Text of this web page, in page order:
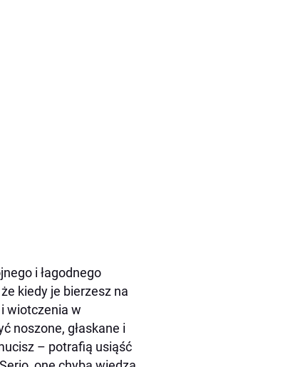
i łagodnego
kiedy je bierzesz na
wiotczenia w
noszone, głaskane i
– potrafią usiąść